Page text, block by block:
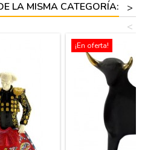
LA MISMA CATEGORÍA:
>
<
¡En oferta!